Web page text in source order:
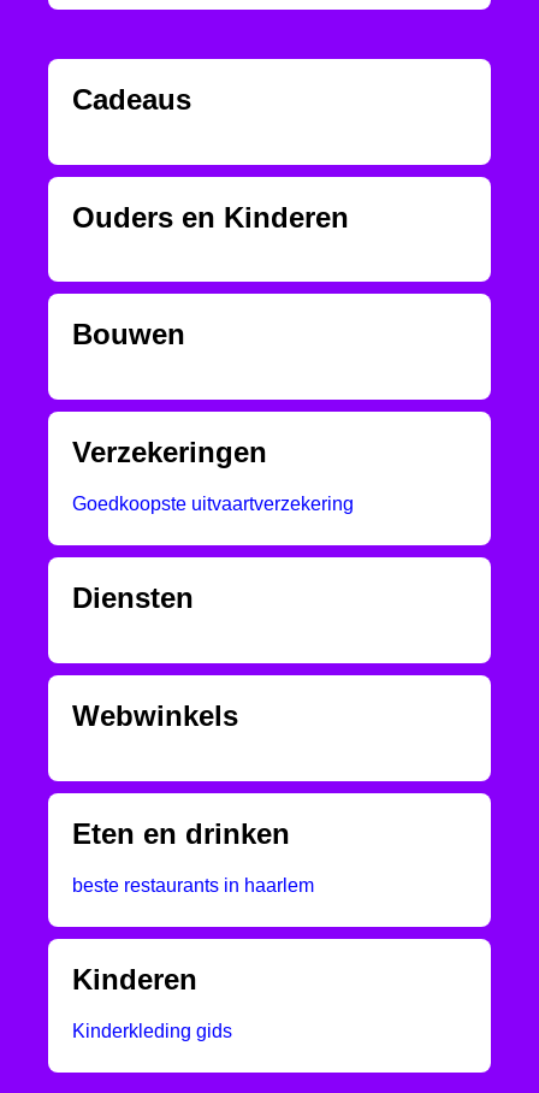
Cadeaus
Ouders en Kinderen
Bouwen
Verzekeringen
Goedkoopste uitvaartverzekering
Diensten
Webwinkels
Eten en drinken
beste restaurants in haarlem
Kinderen
Kinderkleding gids